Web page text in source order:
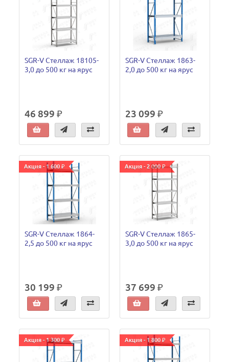
SGR-V Стеллаж 18105-
3,0 до 500 кг на ярус
46 899 ₽
SGR-V Стеллаж 1863-
2,0 до 500 кг на ярус
23 099 ₽
Акция - 1 600 ₽
SGR-V Стеллаж 1864-
2,5 до 500 кг на ярус
30 199 ₽
Акция - 2 000 ₽
SGR-V Стеллаж 1865-
3,0 до 500 кг на ярус
37 699 ₽
Акция - 1 300 ₽ Акция - 1 800 ₽